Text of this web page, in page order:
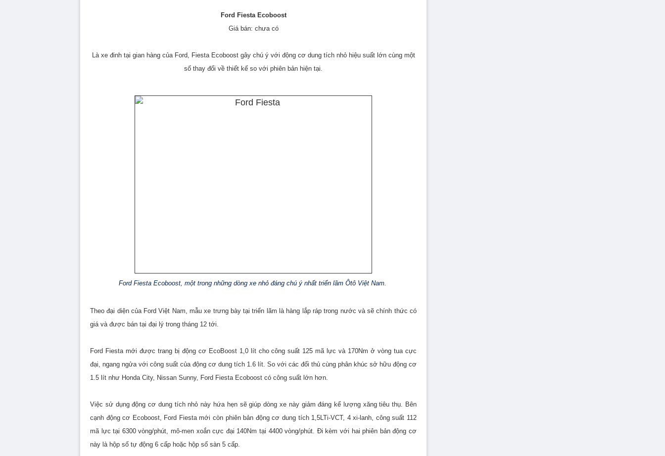
Ford Fiesta Ecoboost
Giá bán: chưa có
Là xe đinh tại gian hàng của Ford, Fiesta Ecoboost gây chú ý với động cơ dung tích nhỏ hiệu suất lớn cùng một
số thay đổi về thiết kế so với phiên bản hiện tại.
Ford Fiesta Ecoboost, một trong những dòng xe nhỏ đáng chú ý nhất triển lãm Ôtô Việt Nam.
Theo đại diện của Ford Việt Nam, mẫu xe trưng bày tại triển lãm là hàng lắp ráp trong nước và sẽ chính thức có
giá và được bán tại đại lý trong tháng 12 tới.
Ford Fiesta mới được trang bị động cơ EcoBoost 1,0 lít cho công suất 125 mã lực và 170Nm ở vòng tua cực
đại, ngang ngửa với công suất của động cơ dung tích 1.6 lít. So với các đối thủ cùng phân khúc sở hữu động cơ
1.5 lít như Honda City, Nissan Sunny, Ford Fiesta Ecoboost có công suất lớn hơn.
Việc sử dụng động cơ dung tích nhỏ này hứa hẹn sẽ giúp dòng xe này giảm đáng kể lượng xăng tiêu thụ. Bên
cạnh động cơ Ecoboost, Ford Fiesta mới còn phiên bản động cơ dung tích 1,5LTi-VCT, 4 xi-lanh, công suất 112
mã lực tại 6300 vòng/phút, mô-men xoắn cực đại 140Nm tại 4400 vòng/phút. Đi kèm với hai phiên bản động cơ
này là hộp số tự động 6 cấp hoặc hộp số sàn 5 cấp.